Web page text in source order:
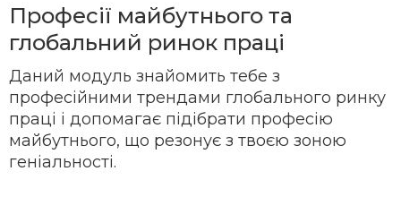
Професії майбутнього та
глобальний ринок праці
Даний модуль знайомить тебе з
професійними трендами глобального ринку
праці і допомагає підібрати професію
майбутнього, що резонує з твоєю зоною
геніальності.